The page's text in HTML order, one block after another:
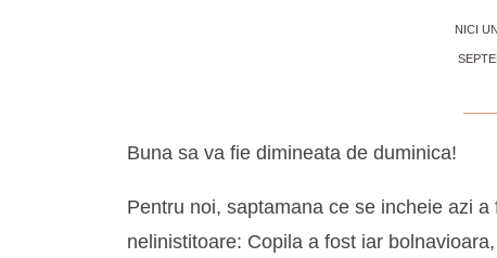
NICI
Buna sa va fie dimineata de duminica!
Pentru noi, saptamana ce se incheie azi
nelinistitoare: Copila a fost iar